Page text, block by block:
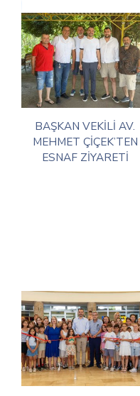
BAŞKAN VEKİLİ AV.
MEHMET ÇİÇEK’TEN
ESNAF ZİYARETİ